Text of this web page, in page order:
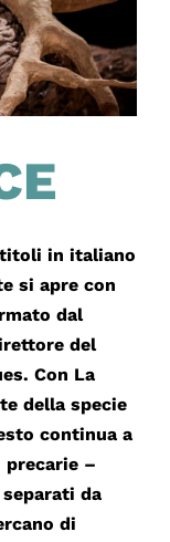
in italiano
si apre con
dal
del
Con La
della specie
continua a
precarie –
da
di